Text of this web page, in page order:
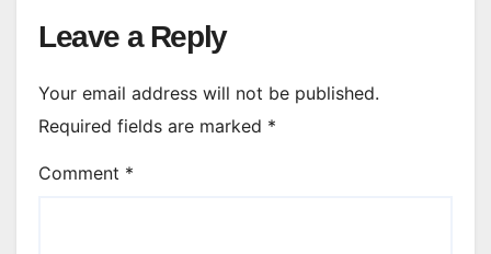
Leave a Reply
Your email address will not be published.
Required fields are marked *
Comment *